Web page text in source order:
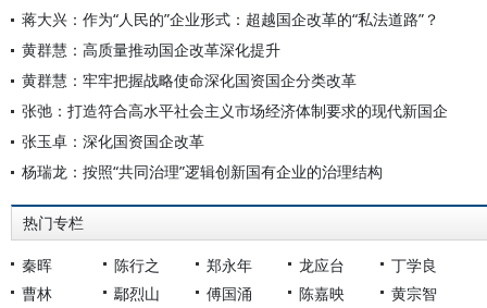
蒋大兴：作为“人民的”企业形式：超越国企改革的“私法道路”？
黄群慧：高质量推动国企改革深化提升
黄群慧：牢牢把握战略使命深化国资国企分类改革
张弛：打造符合高水平社会主义市场经济体制要求的现代新国企
张玉卓：深化国资国企改革
杨瑞龙：按照“共同治理”逻辑创新国有企业的治理结构
热门专栏
秦晖 陈行之 郑永年 龙应台
丁学良
曹林
鄢烈山 傅国涌 陈嘉映 黄宗智